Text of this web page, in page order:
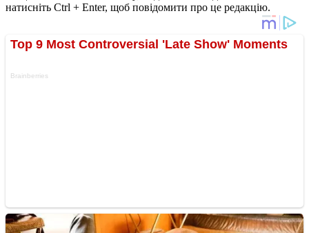
натисніть Ctrl + Enter, щоб повідомити про це редакцію.